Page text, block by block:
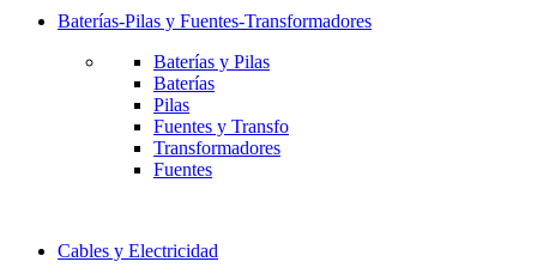
Baterías-Pilas y Fuentes-Transformadores
Baterías y Pilas
Baterías
Pilas
Fuentes y Transfo
Transformadores
Fuentes
Cables y Electricidad